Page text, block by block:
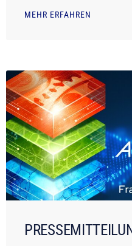
MEHR ERFAHREN